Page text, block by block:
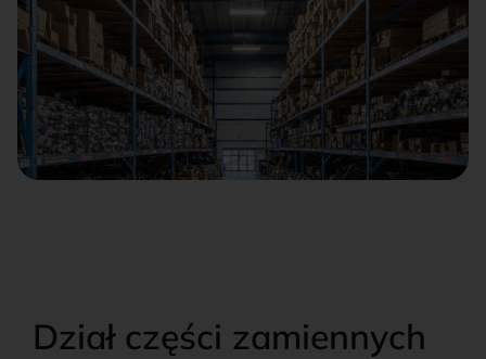
Dział części zamiennych